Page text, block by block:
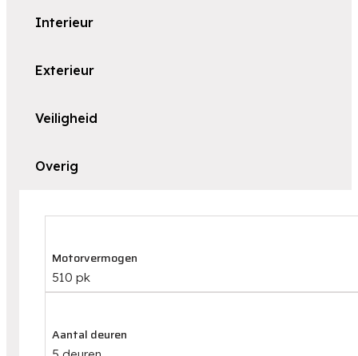
Interieur
Exterieur
Veiligheid
Overig
Motorvermogen
510 pk
Aantal deuren